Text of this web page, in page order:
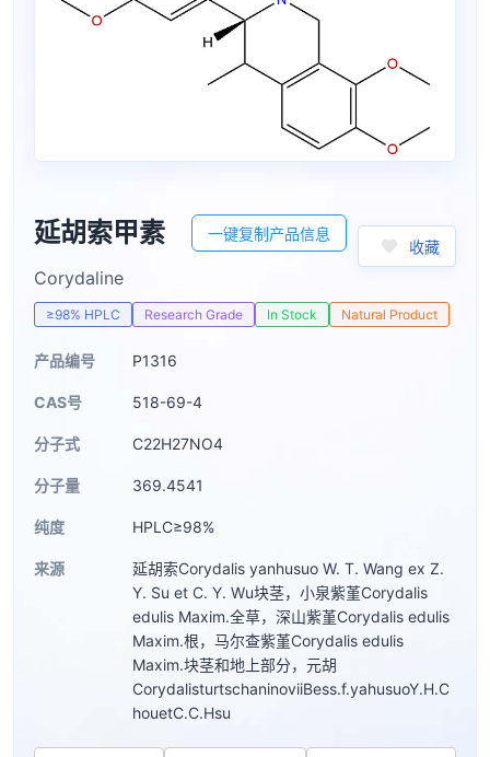
延胡索甲素 一键复制产品信息
收藏
Corydaline
≥98% HPLC Research Grade In Stock Natural Product
产品编号 P1316
CAS号 518-69-4
分子式 C22H27NO4
分子量 369.4541
纯度 HPLC≥98%
来源
延胡索Corydalis yanhusuo W. T. Wang ex Z.
Y. Su et C. Y. Wu块茎，小泉紫堇Corydalis
edulis Maxim.全草，深山紫堇Corydalis edulis
Maxim.根，马尔查紫堇Corydalis edulis
Maxim.块茎和地上部分，元胡
CorydalisturtschaninoviiBess.f.yahusuoY.H.C
houetC.C.Hsu